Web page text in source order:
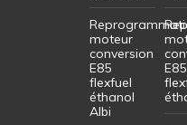
moteur
conversion
E85
flexfuel
éthanol
Albi
E85